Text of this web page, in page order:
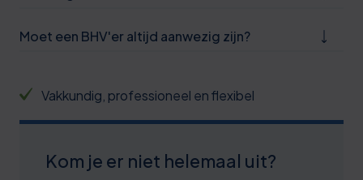
Moet een BHV'er altijd aanwezig zijn?
Vakkundig, professioneel en flexibel
Kom je er niet helemaal uit?
0
1
1
2
3
2
3
8
3